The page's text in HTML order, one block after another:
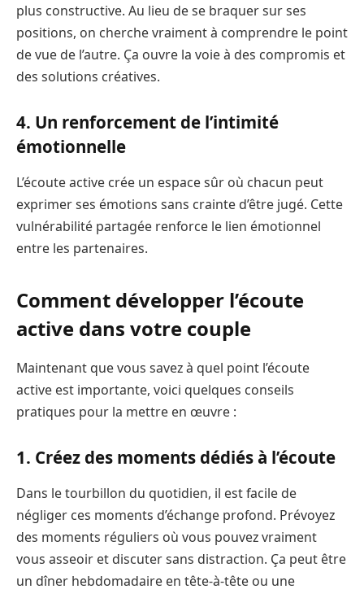
plus constructive. Au lieu de se braquer sur ses
positions, on cherche vraiment à comprendre le point
de vue de l’autre. Ça ouvre la voie à des compromis et
des solutions créatives.
4. Un renforcement de l’intimité
émotionnelle
L’écoute active crée un espace sûr où chacun peut
exprimer ses émotions sans crainte d’être jugé. Cette
vulnérabilité partagée renforce le lien émotionnel
entre les partenaires.
Comment développer l’écoute
active dans votre couple
Maintenant que vous savez à quel point l’écoute
active est importante, voici quelques conseils
pratiques pour la mettre en œuvre :
1. Créez des moments dédiés à l’écoute
Dans le tourbillon du quotidien, il est facile de
négliger ces moments d’échange profond. Prévoyez
des moments réguliers où vous pouvez vraiment
vous asseoir et discuter sans distraction. Ça peut être
un dîner hebdomadaire en tête-à-tête ou une